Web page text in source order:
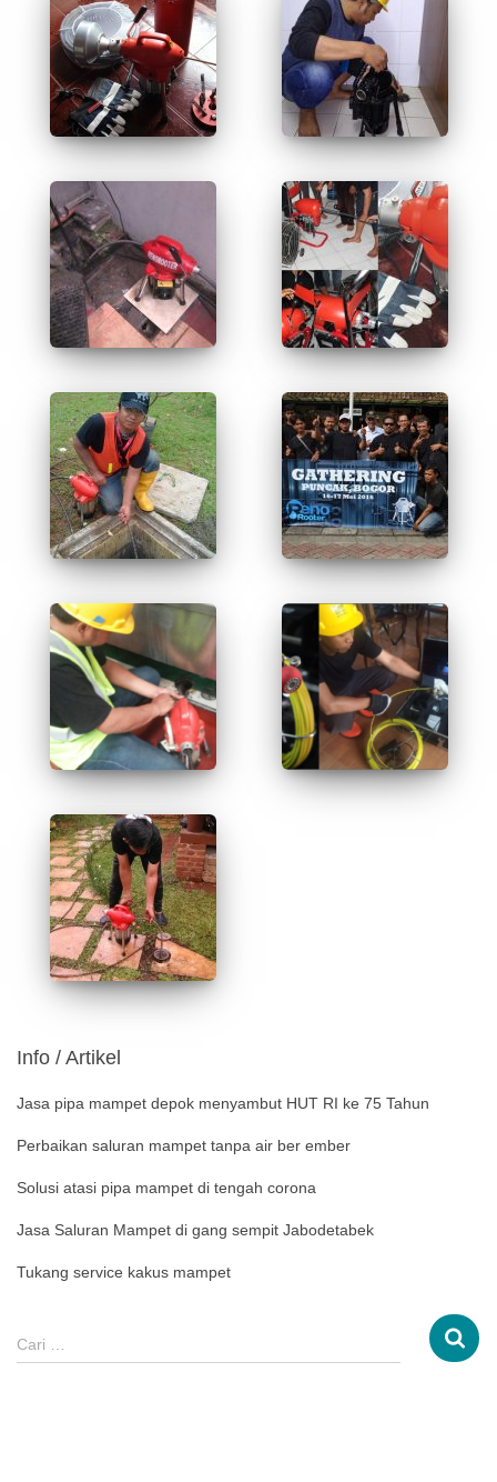
Info / Artikel
Jasa pipa mampet depok menyambut HUT RI ke 75 Tahun
Perbaikan saluran mampet tanpa air ber ember
Solusi atasi pipa mampet di tengah corona
Jasa Saluran Mampet di gang sempit Jabodetabek
Tukang service kakus mampet
Cari …